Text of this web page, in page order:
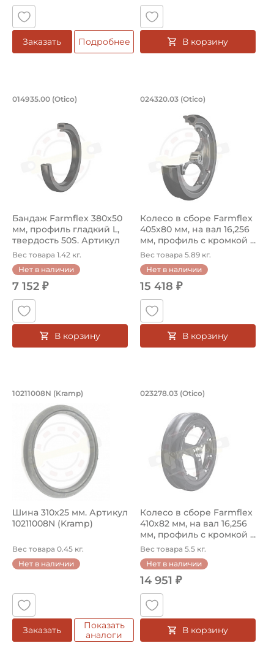
Заказать Подробнее В корзину
Бандаж Farmflex 380х50 мм, профиль
014935.00 (Otico)
Бандаж Farmflex 380х50
мм, профиль гладкий L,
твердость 50S. Артикул
00...
Вес товара 1.42 кг.
Нет в наличии
7 152 ₽
В корзину
Колесо в сборе
024320.03 (Otico)
Колесо в сборе Farmflex
405х80 мм, на вал 16,256
мм, профиль с кромкой ...
Вес товара 5.89 кг.
Нет в наличии
15 418 ₽
В корзину
Шина 310x25 мм. Артикул 10211008N
Сельскохозяйственная шина: размеры 310x25 мм,
10211008N (Kramp)
Шина 310x25 мм. Артикул
10211008N (Kramp)
Вес товара 0.45 кг.
Нет в наличии
Заказать
Показать
аналоги
Колесо в сборе
023278.03 (Otico)
Колесо в сборе Farmflex
410х82 мм, на вал 16,256
мм, профиль с кромкой ...
Вес товара 5.5 кг.
Нет в наличии
14 951 ₽
В корзину